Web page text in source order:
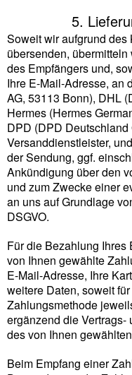
5.
Soweit wir aufgrund des
übersenden,
des Empfängers und,
Ihre E-Mail-Adresse, an
AG, 53113 Bonn), DHL
Hermes (Hermes
DPD (DPD
Versanddienstleister,
der Sendung, ggf.
Ankündigung über den
und zum Zwecke einer
an uns auf Grundlage
DSGVO.
Für die Bezahlung Ihres
von Ihnen gewählte
E-Mail-Adresse, Ihre
weitere Daten, soweit
Zahlungsmethode
ergänzend die
des von Ihnen
Beim Empfang einer